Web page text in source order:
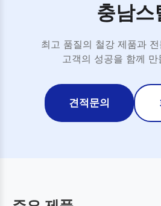
충남스
최고 품질의 철강 제품과
고객의 성공을 함께 만
견적문의